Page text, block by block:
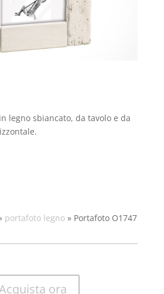
legno sbiancato, da tavolo e da
portafoto legno» Portafoto O1747
ora